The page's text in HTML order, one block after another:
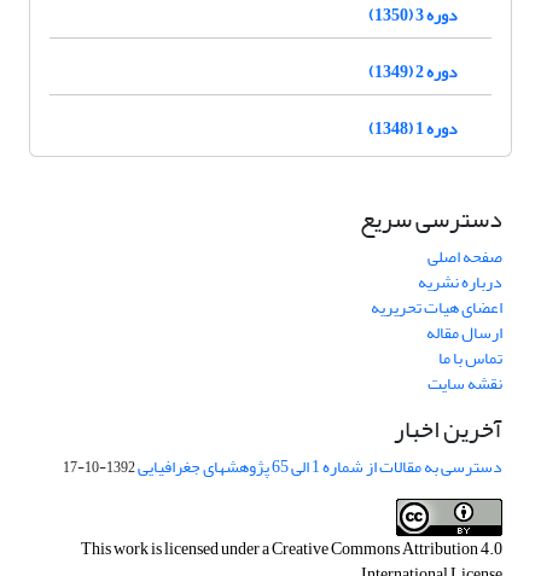
دوره 3 (1350)
دوره 2 (1349)
دوره 1 (1348)
دسترسی سریع
صفحه اصلی
درباره نشریه
اعضای هیات تحریریه
ارسال مقاله
تماس با ما
نقشه سایت
آخرین اخبار
دسترسی به مقالات از شماره 1 الی 65 پژوهشهای جغرافیایی 1392-10-17
This work is licensed under aCreative Commons Attribution 4.0